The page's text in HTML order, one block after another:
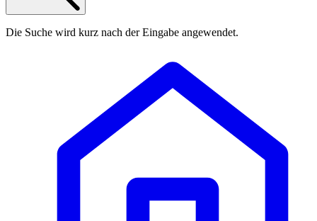
Die Suche wird kurz nach der Eingabe angewendet.